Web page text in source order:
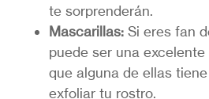
te sorprenderán.
Mascarillas:Si eres fan
puede ser una
que alguna de ellas
exfoliar tu rostro.